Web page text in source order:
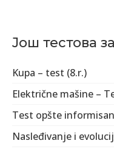
Још тестова
Kupa – test (8.r.)
Električne mašine –
Test opšte
Nasleđivanje i